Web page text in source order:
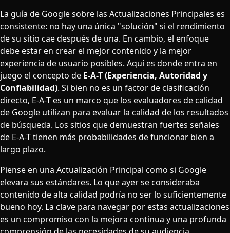
La guía de Google sobre las Actualizaciones Principales es
consistente: no hay una única "solución" si el rendimiento
de su sitio cae después de una. En cambio, el enfoque
debe estar en crear el mejor contenido y la mejor
experiencia de usuario posibles. Aquí es donde entra en
juego el concepto de E-A-T (Experiencia, Autoridad y
Confiabilidad). Si bien no es un factor de clasificación
directo, E-A-T es un marco que los evaluadores de calidad
de Google utilizan para evaluar la calidad de los resultados
de búsqueda. Los sitios que demuestran fuertes señales
de E-A-T tienen más probabilidades de funcionar bien a
largo plazo.
Piense en una Actualización Principal como si Google
elevara sus estándares. Lo que ayer se consideraba
contenido de alta calidad podría no ser lo suficientemente
bueno hoy. La clave para navegar por estas actualizaciones
es un compromiso con la mejora continua y una profunda